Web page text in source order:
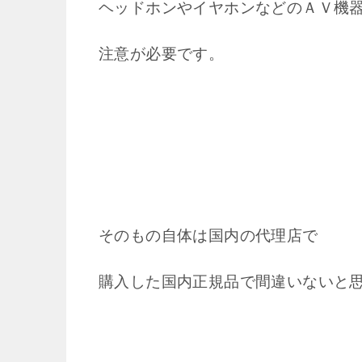
ヘッドホンやイヤホンなどのＡＶ機
注意が必要です。
そのもの自体は国内の代理店で
購入した国内正規品で間違いないと